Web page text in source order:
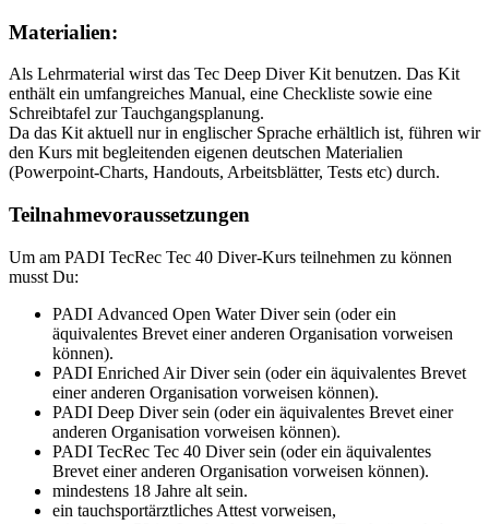
Materialien:
Als Lehrmaterial wirst das Tec Deep Diver Kit benutzen. Das Kit
enthält ein umfangreiches Manual, eine Checkliste sowie eine
Schreibtafel zur Tauchgangsplanung.
Da das Kit aktuell nur in englischer Sprache erhältlich ist, führen wir
den Kurs mit begleitenden eigenen deutschen Materialien
(Powerpoint-Charts, Handouts, Arbeitsblätter, Tests etc) durch.
Teilnahmevoraussetzungen
Um am PADI TecRec Tec 40 Diver-Kurs teilnehmen zu können
musst Du:
PADI Advanced Open Water Diver sein (oder ein
äquivalentes Brevet einer anderen Organisation vorweisen
können).
PADI Enriched Air Diver sein (oder ein äquivalentes Brevet
einer anderen Organisation vorweisen können).
PADI Deep Diver sein (oder ein äquivalentes Brevet einer
anderen Organisation vorweisen können).
PADI TecRec Tec 40 Diver sein (oder ein äquivalentes
Brevet einer anderen Organisation vorweisen können).
mindestens 18 Jahre alt sein.
ein tauchsportärztliches Attest vorweisen,